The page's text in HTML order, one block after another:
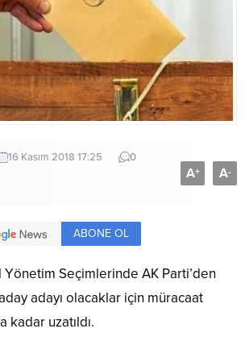
16 Kasım 2018 17:25 0
A+ A-
ABONE OL
Yönetim Seçimlerinde AK Parti’den
adayı olacaklar için müracaat
kadar uzatıldı.